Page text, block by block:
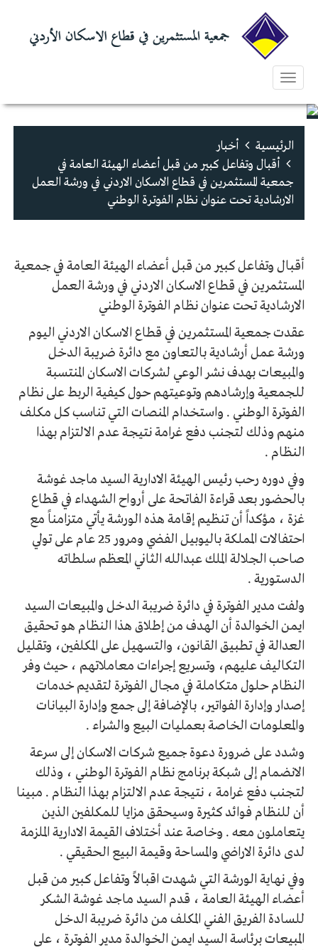
Toggle
navigation
الرئيسية
أخبار
أقبال وتفاعل كبير من قبل أعضاء الهيئة العامة في
جمعية المستثمرين في قطاع الاسكان الاردني في ورشة العمل
الارشادية تحت عنوان نظام الفوترة الوطني
أقبال وتفاعل كبير من قبل أعضاء الهيئة العامة في جمعية
المستثمرين في قطاع الاسكان الاردني في ورشة العمل
الارشادية تحت عنوان نظام الفوترة الوطني
عقدت جمعية المستثمرين في قطاع الاسكان الاردني اليوم
ورشة عمل أرشادية بالتعاون مع دائرة ضريبة الدخل
والمبيعات بهدف نشر الوعي لشركات الاسكان المنتسبة
للجمعية وإرشادهم وتوعيتهم حول كيفية الربط على نظام
الفوترة الوطني . واستخدام المنصات التي تناسب كل مكلف
منهم وذلك لتجنب دفع غرامة نتيجة عدم الالتزام بهذا
النظام .
وفي دوره رحب رئيس الهيئة الادارية السيد ماجد غوشة
بالحضور بعد قراءة الفاتحة على أرواح الشهداء في قطاع
غزة ، مؤكداً أن تنظيم إقامة هذه الورشة يأتي متزامناً مع
احتفالات المملكة باليوبيل الفضي ومرور 25 عام على تولي
صاحب الجلالة الملك عبدالله الثاني المعظم سلطاته
الدستورية .
ولفت مدير الفوترة في دائرة ضريبة الدخل والمبيعات السيد
ايمن الخوالدة أن الهدف من إطلاق هذا النظام هو تحقيق
العدالة في تطبيق القانون، والتسهيل على المكلفين، وتقليل
التكاليف عليهم، وتسريع إجراءات معاملاتهم ، حيث وفر
النظام حلول متكاملة في مجال الفوترة لتقديم خدمات
إصدار وإدارة الفواتير، بالإضافة إلى جمع وإدارة البيانات
والمعلومات الخاصة بعمليات البيع والشراء .
وشدد على ضرورة دعوة جميع شركات الاسكان إلى سرعة
الانضمام إلى شبكة برنامج نظام الفوترة الوطني ، وذلك
لتجنب دفع غرامة ، نتيجة عدم الالتزام بهذا النظام . مبينا
أن للنظام فوائد كثيرة وسيحقق مزايا للمكلفين الذين
يتعاملون معه . وخاصة عند أختلاف القيمة الادارية الملزمة
لدى دائرة الاراضي والمساحة وقيمة البيع الحقيقي .
وفي نهاية الورشة التي شهدت اقبالاً وتفاعل كبير من قبل
أعضاء الهيئة العامة ، قدم السيد ماجد غوشة الشكر
للسادة الفريق الفني المكلف من دائرة ضريبة الدخل
المبيعات برئاسة السيد ايمن الخوالدة مدير الفوترة ، على